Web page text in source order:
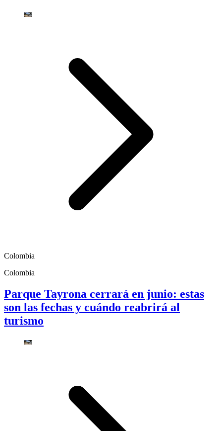
Colombia
Colombia
Parque Tayrona cerrará en junio: estas
son las fechas y cuándo reabrirá al
turismo